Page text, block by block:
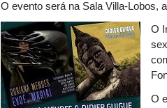
O evento será na Sala Villa-Lobos,
O
O